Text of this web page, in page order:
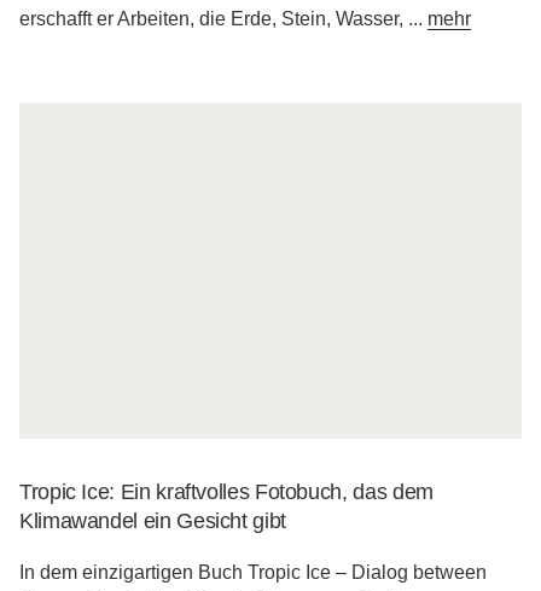
erschafft er Arbeiten, die Erde, Stein, Wasser, ... mehr
Tropic Ice: Ein kraftvolles Fotobuch, das dem
Klimawandel ein Gesicht gibt
In dem einzigartigen Buch Tropic Ice – Dialog between